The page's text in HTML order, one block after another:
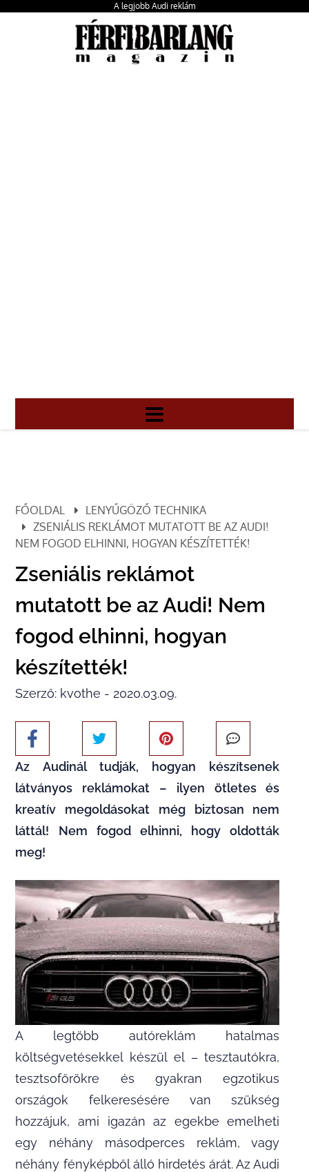
A legjobb Audi reklám
FŐOLDAL
LENYŰGÖZŐ TECHNIKA
ZSENIÁLIS REKLÁMOT MUTATOTT BE AZ AUDI!
NEM FOGOD ELHINNI, HOGYAN KÉSZÍTETTÉK!
Zseniális reklámot
mutatott be az Audi! Nem
fogod elhinni, hogyan
készítették!
Szerző: kvothe - 2020.03.09.
Az Audinál tudják, hogyan készítsenek
látványos reklámokat – ilyen ötletes és
kreatív megoldásokat még biztosan nem
láttál! Nem fogod elhinni, hogy oldották
meg!
A legtöbb autóreklám hatalmas
költségvetésekkel készül el – tesztautókra,
tesztsofőrökre és gyakran egzotikus
országok felkeresésére van szükség
hozzájuk, ami igazán az egekbe emelheti
egy néhány másodperces reklám, vagy
néhány fényképből álló hirdetés árát. Az Audi